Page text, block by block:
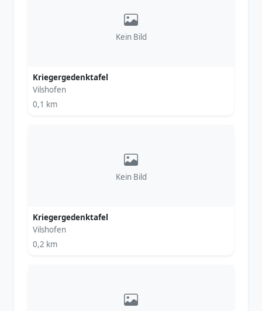
Kein Bild
Kriegergedenktafel
Vilshofen
0,1 km
Kein Bild
Kriegergedenktafel
Vilshofen
0,2 km